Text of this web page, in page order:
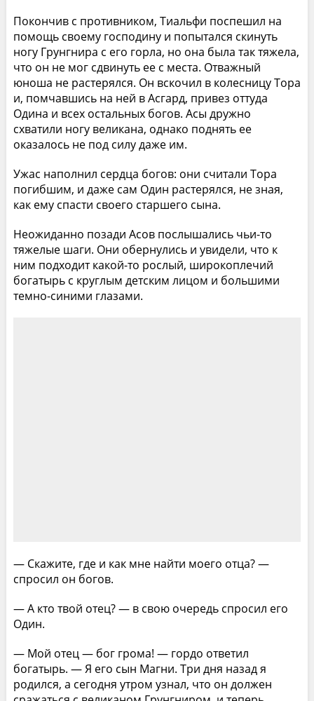
Покончив с противником, Тиальфи поспешил на
помощь своему господину и попытался скинуть
ногу Грунгнира с его горла, но она была так тяжела,
что он не мог сдвинуть ее с места. Отважный
юноша не растерялся. Он вскочил в колесницу Тора
и, помчавшись на ней в Асгард, привез оттуда
Одина и всех остальных богов. Асы дружно
схватили ногу великана, однако поднять ее
оказалось не под силу даже им.
Ужас наполнил сердца богов: они считали Тора
погибшим, и даже сам Один растерялся, не зная,
как ему спасти своего старшего сына.
Неожиданно позади Асов послышались чьи-то
тяжелые шаги. Они обернулись и увидели, что к
ним подходит какой-то рослый, широкоплечий
богатырь с круглым детским лицом и большими
темно-синими глазами.
— Скажите, где и как мне найти моего отца? —
спросил он богов.
— А кто твой отец? — в свою очередь спросил его
Один.
— Мой отец — бог грома! — гордо ответил
богатырь. — Я его сын Магни. Три дня назад я
родился, а сегодня утром узнал, что он должен